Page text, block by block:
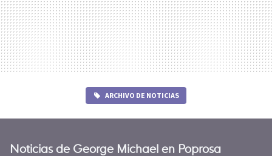
ARCHIVO DE NOTICIAS
Noticias de George Michael en Poprosa